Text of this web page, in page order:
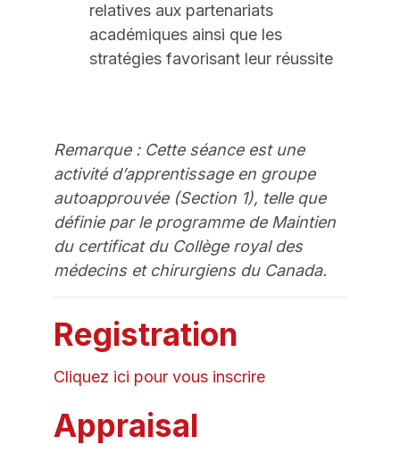
relatives aux partenariats
académiques ainsi que les
stratégies favorisant leur réussite
Remarque : Cette séance est une
activité d’apprentissage en groupe
autoapprouvée (Section 1), telle que
définie par le programme de Maintien
du certificat du Collège royal des
médecins et chirurgiens du Canada.
Registration
Cliquez ici pour vous inscrire
Appraisal